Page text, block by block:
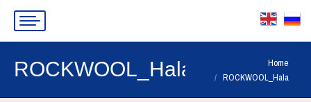
ROCKWOOL_Hala
Home
ROCKWOOL_Hala